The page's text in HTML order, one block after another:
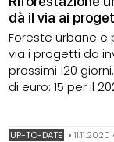
dà il via ai
Foreste urbane
via i progetti da
prossimi 120
di euro: 15 per il
UP-TO-DATE •11.11.2020